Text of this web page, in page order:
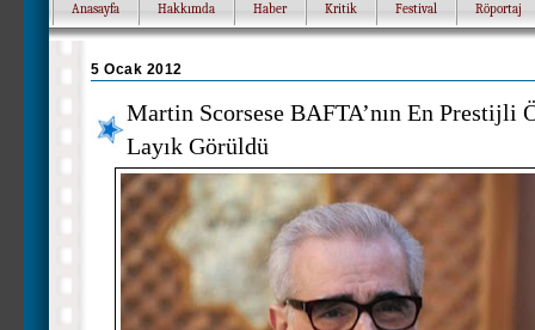
Anasayfa Hakkımda Haber Kritik Festival Röportaj
5 Ocak 2012
Martin Scorsese BAFTA’nın En Prestijli
Layık Görüldü